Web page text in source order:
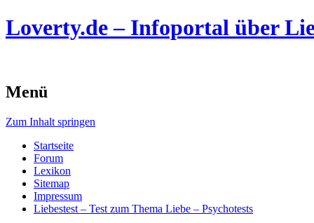
Loverty.de – Infoportal über
Menü
Zum Inhalt springen
Startseite
Forum
Lexikon
Sitemap
Impressum
Liebestest – Test zum Thema Liebe – Psychotests